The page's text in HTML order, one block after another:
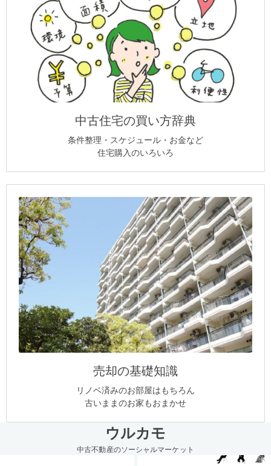
中古住宅の買い方辞典
条件整理・スケジュール・お金など
住宅購入のいろいろ
売却の基礎知識
リノベ済みのお部屋はもちろん
古いままのお家もおまかせ
ウルカモ
中古不動産のソーシャルマーケット